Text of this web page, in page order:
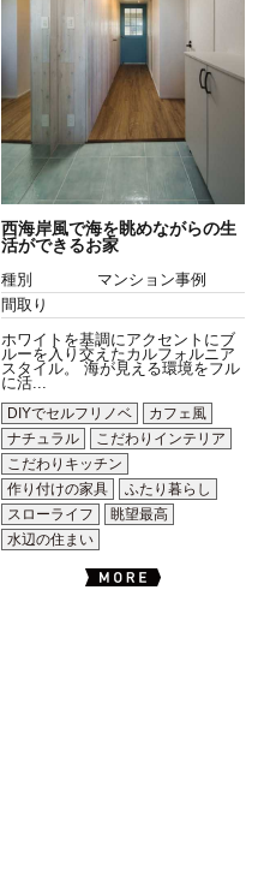
西海岸風で海を眺めながらの生
活ができるお家
種別
マンション事例
間取り
ホワイトを基調にアクセントにブ
ルーを入り交えたカルフォルニア
スタイル。 海が見える環境をフル
に活...
DIYでセルフリノベ
カフェ風
ナチュラル
こだわりインテリア
こだわりキッチン
作り付けの家具
ふたり暮らし
スローライフ
眺望最高
水辺の住まい